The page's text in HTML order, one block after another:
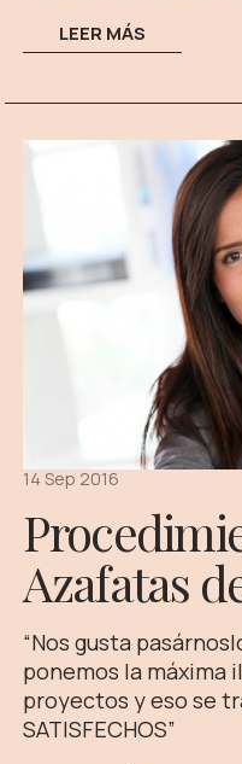
LEER MÁS
14 Sep 2016
Azafatas
“Nos gusta
ponemos la máxima
proyectos y eso se
SATISFECHOS”